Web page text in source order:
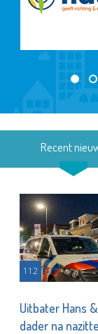
Recent
112
Uitbater Hans
dader na